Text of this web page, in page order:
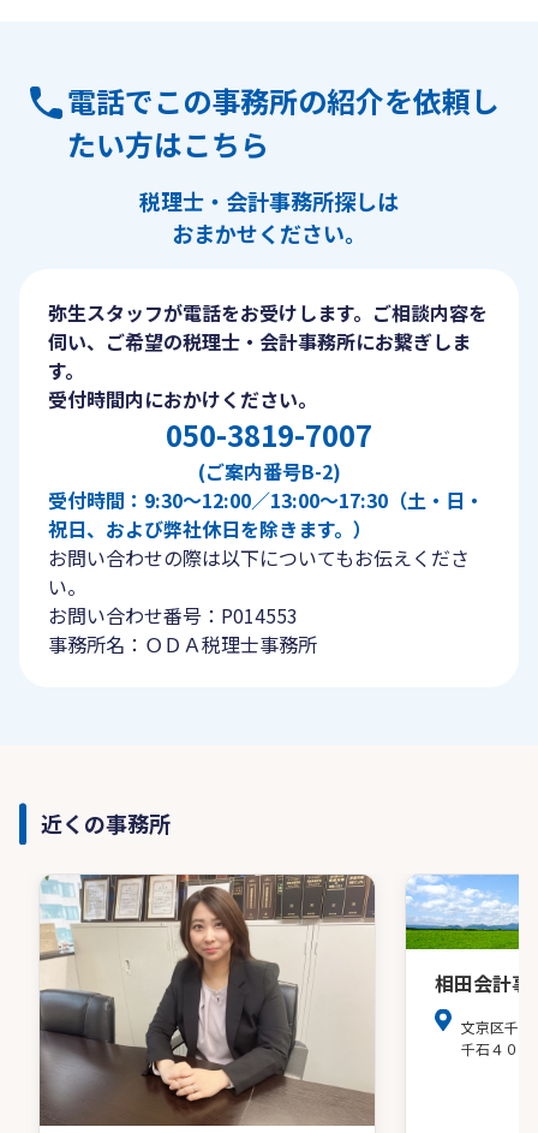
電話でこの事務所の紹介を依頼し
たい方はこちら
税理士・会計事務所探しは
おまかせください。
弥生スタッフが電話をお受けします。ご相談内容を
伺い、ご希望の税理士・会計事務所にお繋ぎしま
す。
受付時間内におかけください。
050-3819-7007
(ご案内番号B-2)
受付時間：9:30〜12:00／13:00〜17:30（土・日・
祝日、および弊社休日を除きます。）
お問い合わせの際は以下についてもお伝えくださ
い。
お問い合わせ番号：P014553
事務所名：ＯＤＡ税理士事務所
近くの事務所
相田会計事
文京区千石
千石４０３